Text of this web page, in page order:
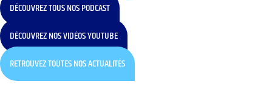
DÉCOUVREZ TOUS NOS PODCAST
DÉCOUVREZ NOS VIDÉOS YOUTUBE
RETROUVEZ TOUTES NOS ACTUALITÉS